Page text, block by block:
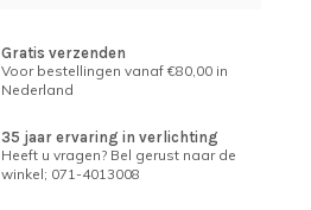
Gratis verzenden
Voor bestellingen vanaf €80,00 in
Nederland
35 jaar ervaring in verlichting
Heeft u vragen? Bel gerust naar de
winkel; 071-4013008